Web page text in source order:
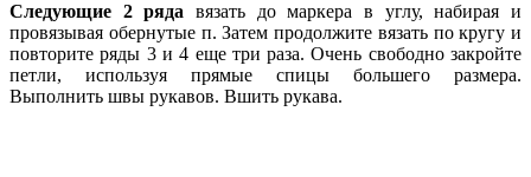
Следующие 2 ряда вязать до маркера в углу, набирая и
провязывая обернутые п. Затем продолжите вязать по кругу и
повторите ряды 3 и 4 еще три раза. Очень свободно закройте
петли, используя прямые спицы большего размера.
Выполнить швы рукавов. Вшить рукава.